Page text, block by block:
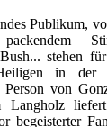
Publikum,
stehen
in der
von
begeisterter